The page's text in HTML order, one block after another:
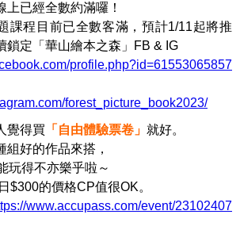
上已經全數約滿囉！
課程目前已全數客滿，預計1/11起將推
鎖定「華山繪本之森」FB & IG
profile.php?id=61553065857
forest_picture_book2023/
覺得買 「自由體驗票卷」 就好。
好的作品來搭，
玩得不亦樂乎啦～
$300的價格CP值很OK。
www.accupass.com/event/23102407